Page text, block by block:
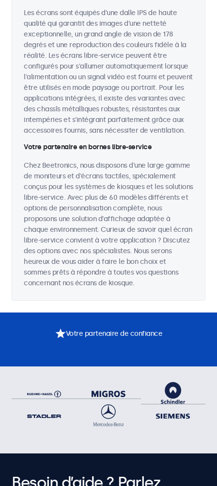
Les écrans sont équipés d'une dalle IPS de haute
qualité qui garantit des images d'une netteté
exceptionnelle, un grand angle de vision de 178
degrés et une reproduction des couleurs fidèle à la
réalité. Les écrans libre-service peuvent être
configurés pour s'allumer automatiquement lorsque
l'alimentation ou un signal vidéo est fourni et peuvent
être utilisés en mode paysage ou portrait. Pour les
applications intégrées, il existe des variantes avec
des chassîs métalliques robustes, résistantes aux
intempéries et s'intégrant parfaitement grâce aux
accessoires fournis, sans nécessiter de ventilation.
Votre partenaire en bornes libre-service
Chez Beetronics, nous disposons d'une large gamme
de moniteurs et d'écrans tactiles, spécialement
conçus pour les systèmes de kiosques et les solutions
libre-service. Avec plus de 60 modèles différents et
options de personnalisation complète, nous
proposons une solution d'affichage adaptée à
chaque environnement. Curieux de savoir quel écran
libre-service convient à votre application ? Discutez
des options avec nos spécialistes. Nous serons
heureux de vous aider à faire le bon choix et
sommes prêts à répondre à toutes vos questions
concernant nos écrans de kiosque.
Votre partenaire de confiance